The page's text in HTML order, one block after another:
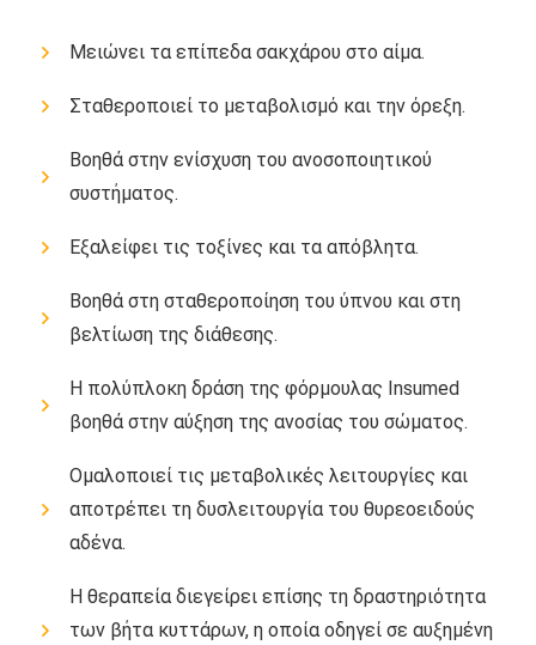
Μειώνει τα επίπεδα σακχάρου στο αίμα.
Σταθεροποιεί το μεταβολισμό και την όρεξη.
Βοηθά στην ενίσχυση του ανοσοποιητικού
συστήματος.
Εξαλείφει τις τοξίνες και τα απόβλητα.
Βοηθά στη σταθεροποίηση του ύπνου και στη
βελτίωση της διάθεσης.
Η πολύπλοκη δράση της φόρμουλας Insumed
βοηθά στην αύξηση της ανοσίας του σώματος.
Ομαλοποιεί τις μεταβολικές λειτουργίες και
αποτρέπει τη δυσλειτουργία του θυρεοειδούς
αδένα.
Η θεραπεία διεγείρει επίσης τη δραστηριότητα
των βήτα κυττάρων, η οποία οδηγεί σε αυξημένη